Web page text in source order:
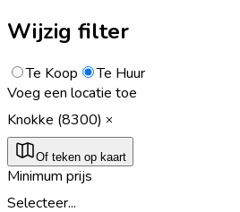
Wijzig filter
Te Koop
Te Huur
Voeg een locatie toe
Knokke (8300)
Of teken op kaart
Minimum prijs
Selecteer...